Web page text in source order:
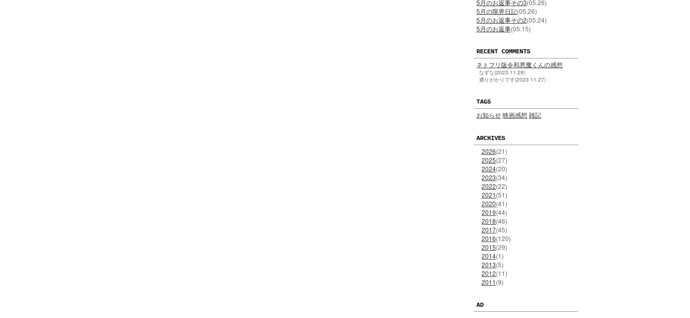
5月のお返事その3(05.26)
5月の限界日記(05.26)
5月のお返事その2(05.24)
5月のお返事(05.15)
RECENT COMMENTS
ネトフリ版令和悪魔くんの感想
なずな(2023.11.28)
通りがかりです(2023.11.27)
TAGS
お知らせ映画感想 雑記
ARCHIVES
2026(21)
2025(27)
2024(20)
2023(34)
2022(22)
2021(51)
2020(41)
2019(44)
2018(46)
2017(45)
2016(120)
2015(29)
2014(1)
2013(5)
2012(11)
2011(9)
AD